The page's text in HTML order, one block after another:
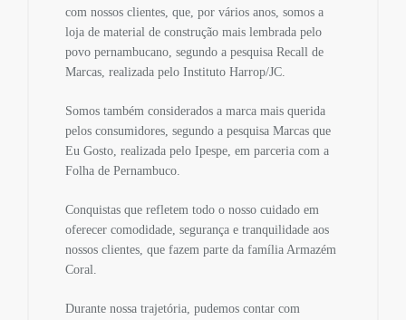
com nossos clientes, que, por vários anos, somos a
loja de material de construção mais lembrada pelo
povo pernambucano, segundo a pesquisa Recall de
Marcas, realizada pelo Instituto Harrop/JC.
Somos também considerados a marca mais querida
pelos consumidores, segundo a pesquisa Marcas que
Eu Gosto, realizada pelo Ipespe, em parceria com a
Folha de Pernambuco.
Conquistas que refletem todo o nosso cuidado em
oferecer comodidade, segurança e tranquilidade aos
nossos clientes, que fazem parte da família Armazém
Coral.
Durante nossa trajetória, pudemos contar com